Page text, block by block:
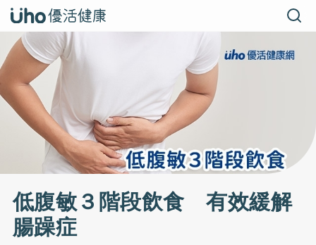
低腹敏３階段飲食 有效緩解
腸躁症